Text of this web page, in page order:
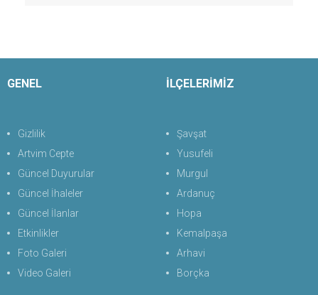
GENEL
Gizlilik
Artvim Cepte
Güncel Duyurular
Güncel İhaleler
Güncel İlanlar
Etkinlikler
Foto Galeri
Video Galeri
İLÇELERİMİZ
Şavşat
Yusufeli
Murgul
Ardanuç
Hopa
Kemalpaşa
Arhavi
Borçka